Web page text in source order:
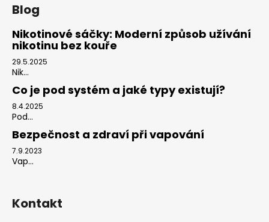
Blog
Nikotinové sáčky: Moderní způsob užívání
nikotinu bez kouře
29.5.2025
Nik...
Co je pod systém a jaké typy existují?
8.4.2025
Pod...
Bezpečnost a zdraví při vapování
7.9.2023
Vap...
Kontakt